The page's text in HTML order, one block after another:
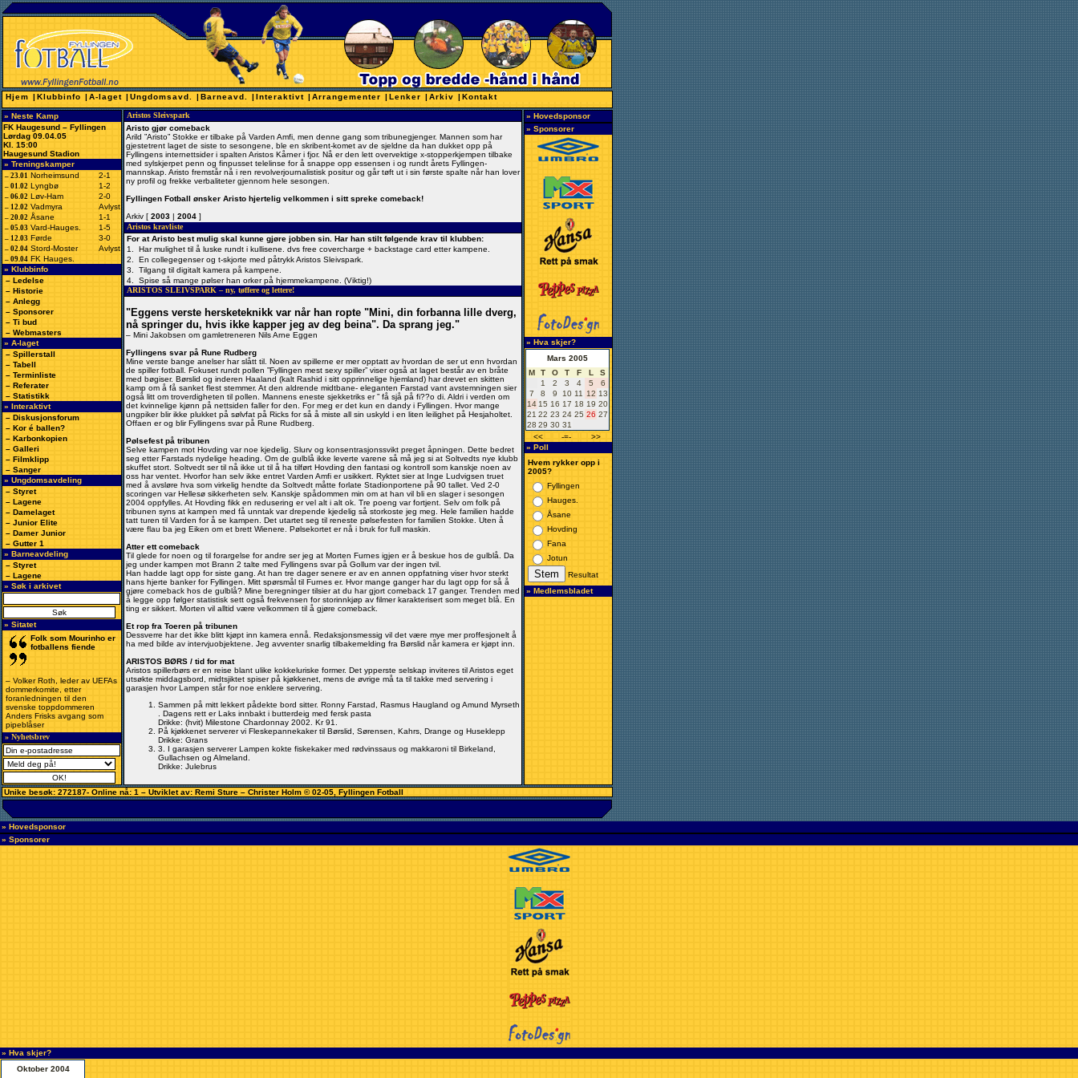
Hjem | Klubbinfo | A-laget | Ungdomsavd. | Barneavd. | Interaktivt | Arrangementer | Lenker | Arkiv | Kontakt
» Neste Kamp
FK Haugesund – Fyllingen
Lørdag 09.04.05
Kl. 15:00
Haugesund Stadion
» Treningskamper
– 23.01 Norheimsund 2-1
– 01.02 Lyngbø 1-2
– 06.02 Løv-Ham 2-0
– 12.02 Vadmyra Avlyst
– 20.02 Åsane 1-1
– 05.03 Vard-Hauges. 1-5
– 12.03 Førde 3-0
– 02.04 Stord-Moster Avlyst
– 09.04 FK Hauges.
» Klubbinfo
– Ledelse
– Historie
– Anlegg
– Sponsorer
– Ti bud
– Webmasters
» A-laget
– Spillerstall
– Tabell
– Terminliste
– Referater
– Statistikk
» Interaktivt
– Diskusjonsforum
– Kor é ballen?
– Karbonkopien
– Galleri
– Filmklipp
– Sanger
» Ungdomsavdeling
– Styret
– Lagene
– Damelaget
– Junior Elite
– Damer Junior
– Gutter 1
» Barneavdeling
– Styret
– Lagene
» Søk i arkivet
» Sitatet
Folk som Mourinho er
fotballens fiende
– Volker Roth, leder av UEFAs
dommerkomite, etter
foranledningen til den
svenske toppdommeren
Anders Frisks avgang som
pipeblåser
» Nyhetsbrev
Aristos Sleivspark
Aristo gjør comeback
Arild ”Aristo” Stokke er tilbake på Varden Amfi, men denne gang som tribunegjenger. Mannen som har
gjestetrent laget de siste to sesongene, ble en skribent-komet av de sjeldne da han dukket opp på
Fyllingens internettsider i spalten Aristos Kårner i fjor. Nå er den lett overvektige x-stopperkjempen tilbake
med sylskjerpet penn og finpusset telelinse for å snappe opp essensen i og rundt årets Fyllingen-
mannskap. Aristo fremstår nå i ren revolverjournalistisk positur og går tøft ut i sin første spalte når han lover
ny profil og frekke verbaliteter gjennom hele sesongen.
Fyllingen Fotball ønsker Aristo hjertelig velkommen i sitt spreke comeback!
Arkiv [ 2003 | 2004 ]
Aristos kravliste
For at Aristo best mulig skal kunne gjøre jobben sin. Har han stilt følgende krav til klubben:
1.
Har mulighet til å luske rundt i kullisene. dvs free covercharge + backstage card etter kampene.
2.
En collegegenser og t-skjorte med påtrykk Aristos Sleivspark.
3.
Tilgang til digitalt kamera på kampene.
4.
Spise så mange pølser han orker på hjemmekampene. (Viktig!)
ARISTOS SLEIVSPARK – ny, tøffere og lettere!
"Eggens verste hersketeknikk var når han ropte "Mini, din forbanna lille dverg,
nå springer du, hvis ikke kapper jeg av deg beina". Da sprang jeg."
– Mini Jakobsen om gamletreneren Nils Arne Eggen
Fyllingens svar på Rune Rudberg
Mine verste bange anelser har slått til. Noen av spillerne er mer opptatt av hvordan de ser ut enn hvordan
de spiller fotball. Fokuset rundt pollen ”Fyllingen mest sexy spiller” viser også at laget består av en bråte
med bøgiser. Børslid og inderen Haaland (kalt Rashid i sitt opprinnelige hjemland) har drevet en skitten
kamp om å få sanket flest stemmer. At den aldrende midtbane- eleganten Farstad vant avstemningen sier
også litt om troverdigheten til pollen. Mannens eneste sjekketriks er ” få sjå på fi??o di. Aldri i verden om
det kvinnelige kjønn på nettsiden faller for den. For meg er det kun en dandy i Fyllingen. Hvor mange
ungpiker blir ikke plukket på sølvfat på Ricks for så å miste all sin uskyld i en liten leilighet på Hesjaholtet.
Offaen er og blir Fyllingens svar på Rune Rudberg.
Pølsefest på tribunen
Selve kampen mot Hovding var noe kjedelig. Slurv og konsentrasjonssvikt preget åpningen. Dette bedret
seg etter Farstads nydelige heading. Om de gulblå ikke leverte varene så må jeg si at Soltvedts nye klubb
skuffet stort. Soltvedt ser til nå ikke ut til å ha tilført Hovding den fantasi og kontroll som kanskje noen av
oss har ventet. Hvorfor han selv ikke entret Varden Amfi er usikkert. Ryktet sier at Inge Ludvigsen truet
med å avsløre hva som virkelig hendte da Soltvedt måtte forlate Stadionportene på 90 tallet. Ved 2-0
scoringen var Hellesø sikkerheten selv. Kanskje spådommen min om at han vil bli en slager i sesongen
2004 oppfylles. At Hovding fikk en redusering er vel alt i alt ok. Tre poeng var fortjent. Selv om folk på
tribunen syns at kampen med få unntak var drepende kjedelig så storkoste jeg meg. Hele familien hadde
tatt turen til Varden for å se kampen. Det utartet seg til reneste pølsefesten for familien Stokke. Uten å
være flau ba jeg Eiken om et brett Wienere. Pølsekortet er nå i bruk for full maskin.
Atter ett comeback
Til glede for noen og til forargelse for andre ser jeg at Morten Furnes igjen er å beskue hos de gulblå. Da
jeg under kampen mot Brann 2 talte med Fyllingens svar på Gollum var der ingen tvil.
Han hadde lagt opp for siste gang. At han tre dager senere er av en annen oppfatning viser hvor sterkt
hans hjerte banker for Fyllingen. Mitt spørsmål til Furnes er. Hvor mange ganger har du lagt opp for så å
gjøre comeback hos de gulblå? Mine beregninger tilsier at du har gjort comeback 17 ganger. Trenden med
å legge opp følger statistisk sett også frekvensen for storinnkjøp av filmer karakterisert som meget blå. En
ting er sikkert. Morten vil alltid være velkommen til å gjøre comeback.
Et rop fra Toeren på tribunen
Dessverre har det ikke blitt kjøpt inn kamera ennå. Redaksjonsmessig vil det være mye mer proffesjonelt å
ha med bilde av intervjuobjektene. Jeg avventer snarlig tilbakemelding fra Børslid når kamera er kjøpt inn.
ARISTOS BØRS / tid for mat
Aristos spillerbørs er en reise blant ulike kokkeluriske former. Det ypperste selskap inviteres til Aristos eget
utsøkte middagsbord, midtsjiktet spiser på kjøkkenet, mens de øvrige må ta til takke med servering i
garasjen hvor Lampen står for noe enklere servering.
Sammen på mitt lekkert pådekte bord sitter. Ronny Farstad, Rasmus Haugland og Amund Myrseth
. Dagens rett er Laks innbakt i butterdeig med fersk pasta
Drikke: (hvit) Milestone Chardonnay 2002. Kr 91.
På kjøkkenet serverer vi Fleskepannekaker til Børslid, Sørensen, Kahrs, Drange og Huseklepp
Drikke: Grans
3. I garasjen serverer Lampen kokte fiskekaker med rødvinssaus og makkaroni til Birkeland,
Gullachsen og Almeland.
Drikke: Julebrus
» Hovedsponsor
» Sponsorer
» Hva skjer?
Mars 2005
M
T O T F L
S
1
2 3 4 5
6
7
8 9 10 11 12 13
14 15 16 17 18 19 20
21 22 23 24 25 26 27
28 29 30 31
<<
-=-
>>
» Poll
Hvem rykker opp i
2005?
Fyllingen
Hauges.
Åsane
Hovding
Fana
Jotun
Resultat
» Medlemsbladet
Unike besøk: 272187- Online nå: 1 – Utviklet av: Remi Sture – Christer Holm © 02-05 Fyllingen Fotball
» Hovedsponsor
» Sponsorer
» Hva skjer?
Oktober 2004